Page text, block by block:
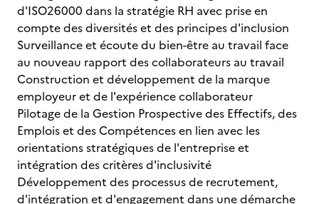
d'ISO26000 dans la stratégie RH avec prise en
compte des diversités et des principes d'inclusion
Surveillance et écoute du bien-être au travail face
au nouveau rapport des collaborateurs au travail
Construction et développement de la marque
employeur et de l'expérience collaborateur
Pilotage de la Gestion Prospective des Effectifs, des
Emplois et des Compétences en lien avec les
orientations stratégiques de l'entreprise et
intégration des critères d'inclusivité
Développement des processus de recrutement,
d'intégration et d'engagement dans une démarche